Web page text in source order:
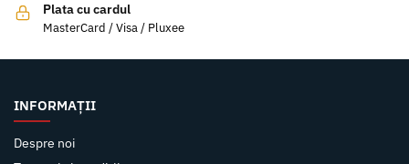
Plata cu cardul
MasterCard / Visa / Pluxee
INFORMAȚII
Despre noi